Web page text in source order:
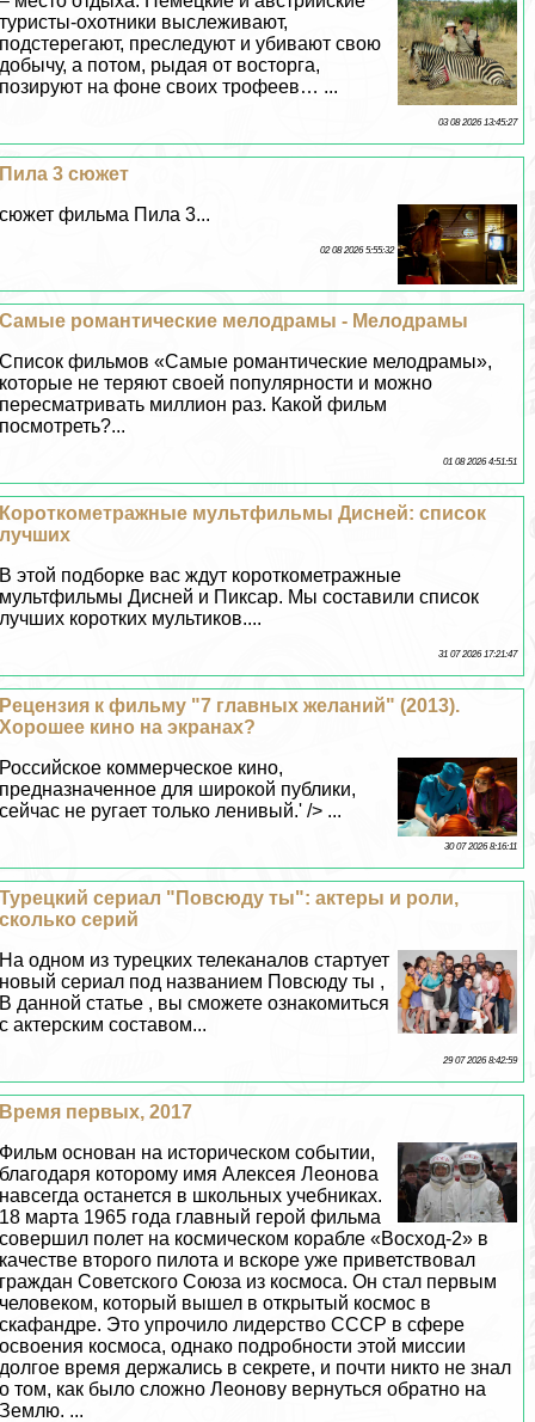
туристы-охотники выслеживают,
подстерегают, преследуют и убивают свою
добычу, а потом, рыдая от восторга,
позируют на фоне своих трофеев… ...
03 08 2026 13:45:27
Пила 3 сюжет
сюжет фильма Пила 3...
02 08 2026 5:55:32
Самые романтические мелодрамы - Мелодрамы
Список фильмов «Самые романтические мелодрамы»,
которые не теряют своей популярности и можно
пересматривать миллион раз. Какой фильм
посмотреть?...
01 08 2026 4:51:51
Короткометражные мультфильмы Дисней: список
лучших
В этой подборке вас ждут короткометражные
мультфильмы Дисней и Пиксар. Мы составили список
лучших коротких мультиков....
31 07 2026 17:21:47
Рецензия к фильму "7 главных желаний" (2013).
Хорошее кино на экранах?
Российское коммерческое кино,
предназначенное для широкой публики,
сейчас не ругает только ленивый.' /> ...
30 07 2026 8:16:11
Турецкий сериал "Повсюду ты": актеры и роли,
сколько серий
На одном из турецких телеканалов стартует
новый сериал под названием Повсюду ты ,
В данной статье , вы сможете ознакомиться
с актерским составом...
29 07 2026 8:42:59
Время первых, 2017
Фильм основан на историческом событии,
благодаря которому имя Алексея Леонова
навсегда останется в школьных учебниках.
18 марта 1965 года главный герой фильма
совершил полет на космическом корабле «Восход-2» в
качестве второго пилота и вскоре уже приветствовал
граждан Советского Союза из космоса. Он стал первым
человеком, который вышел в открытый космос в
скафандре. Это упрочило лидерство СССР в сфере
освоения космоса, однако подробности этой миссии
долгое время держались в секрете, и почти никто не знал
о том, как было сложно Леонову вернуться обратно на
Землю. ...